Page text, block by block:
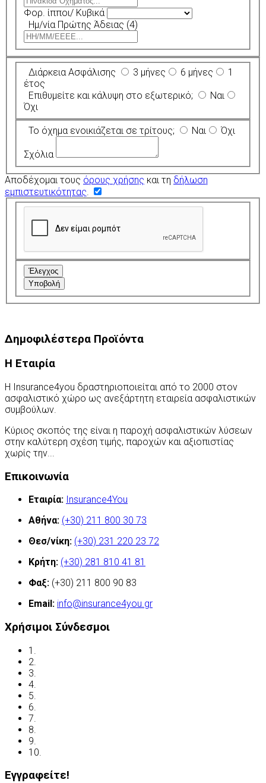
Φορ. ίπποι/ Κυβικά
Ημ/νία Πρώτης Άδειας (4)
Διάρκεια Ασφάλισης 3 μήνες 6 μήνες
1
έτος
Επιθυμείτε και κάλυψη στο εξωτερικό;
Ναι
Όχι
Το όχημα ενοικιάζεται σε τρίτους; Ναι Όχι
Σχόλια
Αποδέχομαι τους όρους χρήσης και τη δήλωση
εμπιστευτικότητας.
Έλεγχος
Υποβολή
Δημοφιλέστερα Προϊόντα
Η Εταιρία
Η Insurance4you δραστηριοποιείται από το 2000 στον
ασφαλιστικό χώρο ως ανεξάρτητη εταιρεία ασφαλιστικών
συμβούλων.
Κύριος σκοπός της είναι η παροχή ασφαλιστικών λύσεων
στην καλύτερη σχέση τιμής, παροχών και αξιοπιστίας
χωρίς την...
Επικοινωνία
Εταιρία: Insurance4You
Αθήνα: (+30) 211 800 30 73
Θεσ/νίκη: (+30) 231 220 23 72
Κρήτη: (+30) 281 810 41 81
Φαξ: (+30) 211 800 90 83
Email: info@insurance4you.gr
Χρήσιμοι Σύνδεσμοι
1.
2.
3.
4.
5.
6.
7.
8.
9.
10.
Εγγραφείτε!